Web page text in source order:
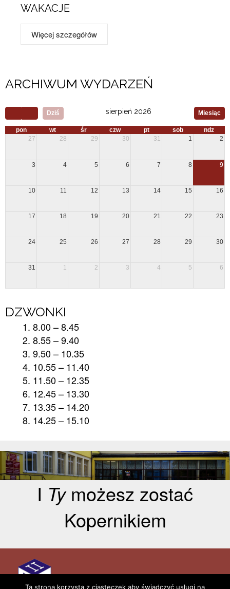
WAKACJE
Więcej szczegółów
ARCHIWUM WYDARZEŃ​
Dziś Miesiąc
sierpień 2026
pon wt śr czw pt sob
ndz
27
28 29 30 31 1 2
3 4 5 6 7 8 9
10 11 12 13 14 15 16
17 18 19 20 21 22 23
24 25 26 27 28 29 30
31 1 2 3 4 5 6
DZWONKI
8.00 – 8.45
8.55 – 9.40
9.50 – 10.35
10.55 – 11.40
11.50 – 12.35
12.45 – 13.30
13.35 – 14.20
14.25 – 15.10
I Tymożesz zostać
Kopernikiem
Aktualności
Ta strona korzysta z ciasteczek aby świadczyć usługi na